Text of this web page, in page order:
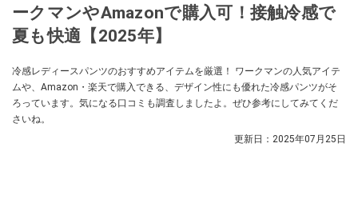
ークマンやAmazonで購入可！接触冷感で
夏も快適【2025年】
冷感レディースパンツのおすすめアイテムを厳選！ ワークマンの人気アイテ
ムや、Amazon・楽天で購入できる、デザイン性にも優れた冷感パンツがそ
ろっています。気になる口コミも調査しましたよ。ぜひ参考にしてみてくだ
さいね。
更新日： 2025年07月25日